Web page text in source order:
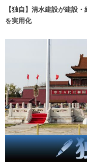
【独自】清水建設が建設
を実用化